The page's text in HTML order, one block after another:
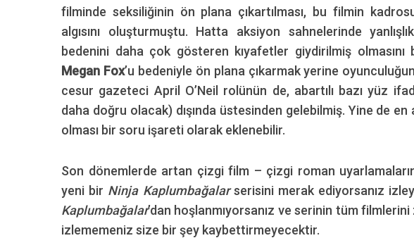
filminde seksiliğinin ön plana çıkartılması, bu filmin
algısını oluşturmuştu. Hatta aksiyon sahnelerinde
bedenini daha çok gösteren kıyafetler giydirilmiş
Megan Fox’u bedeniyle ön plana çıkarmak yerine
cesur gazeteci April O’Neil rolünün de, abartılı bazı yüz
daha doğru olacak) dışında üstesinden gelebilmiş. Yine de
olması bir soru işareti olarak eklenebilir.
Son dönemlerde artan çizgi film – çizgi roman
yeni bir Ninja Kaplumbağalarserisini merak ediyorsanız
Kaplumbağalar’dan hoşlanmıyorsanız ve serinin tüm
izlememeniz size bir şey kaybettirmeyecektir.